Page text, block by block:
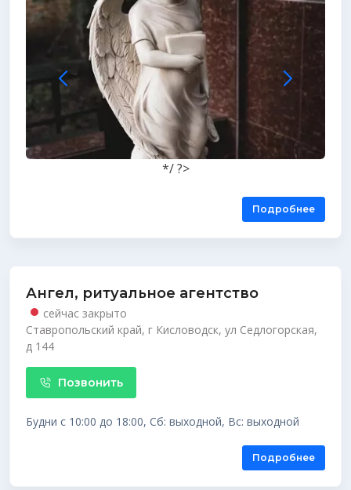
*/ ?>
Подробнее
Ангел, ритуальное агентство
сейчас закрыто
Ставропольский край, г Кисловодск, ул Седлогорская,
д 144
Позвонить
Будни с 10:00 до 18:00, Сб: выходной, Вс: выходной
Подробнее